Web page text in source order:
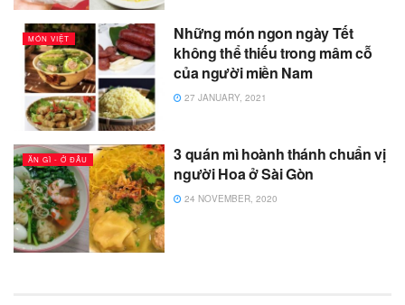
MÓN VIỆT
Những món ngon ngày Tết
không thể thiếu trong mâm cỗ
của người miền Nam
27 JANUARY, 2021
ĂN GÌ - Ở ĐÂU
3 quán mì hoành thánh chuẩn vị
người Hoa ở Sài Gòn
24 NOVEMBER, 2020